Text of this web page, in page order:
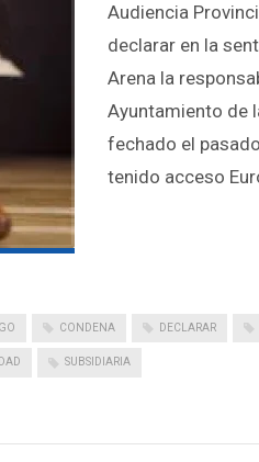
Audiencia
declarar en la
Arena la
Ayuntamiento de
fechado el
tenido acceso
CONDENA DECLARAR
SUBSIDIARIA